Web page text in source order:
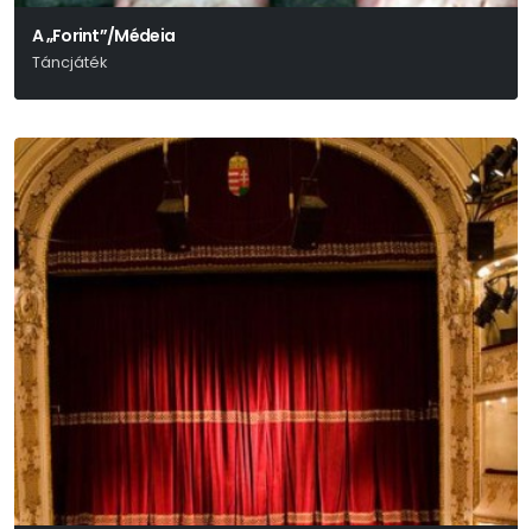
A „Forint”/Médeia
Táncjáték